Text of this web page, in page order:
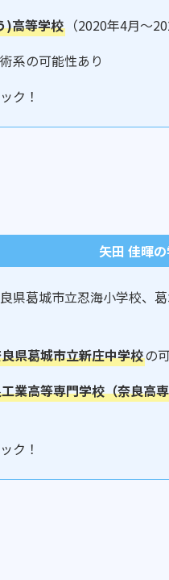
)高等学校 （2020年4月～
系の可能性あり
ク！
矢田 佳暉
県葛城市立忍海小学校、
県葛城市立新庄中学校の
業高等専門学校（奈良高
ク！